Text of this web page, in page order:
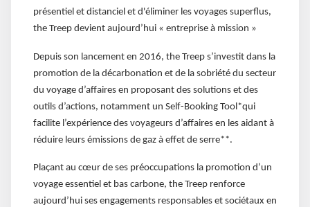
présentiel et distanciel et d'éliminer les voyages superflus,
the Treep devient aujourd’hui « entreprise à mission »
Depuis son lancement en 2016, the Treep s’investit dans la
promotion de la décarbonation et de la sobriété du secteur
du voyage d’affaires en proposant des solutions et des
outils d’actions, notamment un Self-Booking Tool*qui
facilite l’expérience des voyageurs d’affaires en les aidant à
réduire leurs émissions de gaz à effet de serre**.
Plaçant au cœur de ses préoccupations la promotion d’un
voyage essentiel et bas carbone, the Treep renforce
aujourd’hui ses engagements responsables et sociétaux en